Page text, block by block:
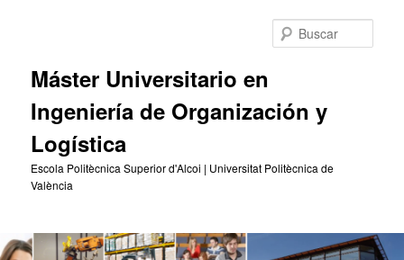
Máster Universitario en
Ingeniería de Organización y
Logística
Escola Politècnica Superior d'Alcoi | Universitat Politècnica de
València